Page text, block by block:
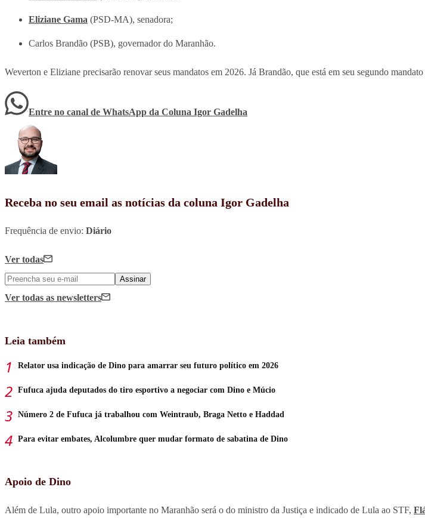
Eliziane Gama (PSD-MA), senadora;
Carlos Brandão (PSB), governador do Maranhão.
Weverton e Eliziane precisarão renovar seus mandatos em 2026. Já Brandão, que está em seu segundo
Entre no canal de WhatsApp da Coluna Igor Gadelha
Receba no seu email as notícias da coluna Igor Gadelha
Frequência de envio: Diário
Ver todas
Assinar
Ver todas as newsletters
Leia também
Relator usa indicação de Dino para amarrar seu futuro político em 2026
Fufuca ajuda deputados do tiro esportivo a negociar com Dino e Múcio
Número 2 de Fufuca já trabalhou com Weintraub, Braga Netto e Haddad
Para evitar embates, Alcolumbre quer mudar formato de sabatina de Dino
Apoio de Dino
Além de Lula, outro apoio importante no Maranhão será o do ministro da Justiça e indicado de Lula ao STF,